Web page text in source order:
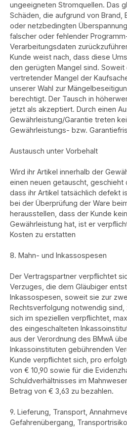
ungeeigneten Stromquellen. Das
Schäden, die aufgrund von Brand,
oder netzbedingten
falscher oder fehlender
Verarbeitungsdaten
Kunde weist nach, dass diese
den gerügten Mangel sind. Soweit
vertretender Mangel der
unserer Wahl zur
berechtigt. Der Tausch in
jetzt als akzeptiert. Durch einen
Gewährleistung/Garantie treten
Gewährleistungs- bzw.
Austausch unter Vorbehalt
Wird ihr Artikel innerhalb der
einen neuen getauscht, geschieht
dass ihr Artikel tatsächlich defekt
bei der Überprüfung der Ware
herausstellen, dass der Kunde
Gewährleistung hat, ist er
Kosten zu erstatten
8. Mahn- und Inkassospesen
Der Vertragspartner verpflichtet
Verzuges, die dem Gläubiger
Inkassospesen, soweit sie zur
Rechtsverfolgung notwendig
sich im speziellen verpflichtet,
des eingeschalteten
aus der Verordnung des BMwA
Inkassoinstituten gebührenden
Kunde verpflichtet sich, pro
von € 10,90 sowie für die
Schuldverhältnisses im
Betrag von € 3,63 zu bezahlen.
9. Lieferung, Transport,
Gefahrenübergang, Transportrisiko